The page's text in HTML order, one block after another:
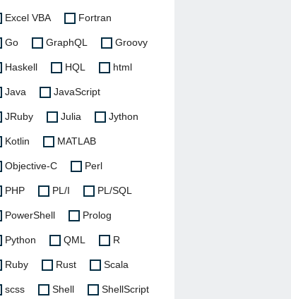
Excel VBA Fortran
Go GraphQL Groovy
Haskell HQL html
Java JavaScript
JRuby Julia Jython
Kotlin MATLAB
Objective-C Perl
PHP PL/I PL/SQL
PowerShell Prolog
Python QML R
Ruby Rust Scala
scss Shell ShellScript